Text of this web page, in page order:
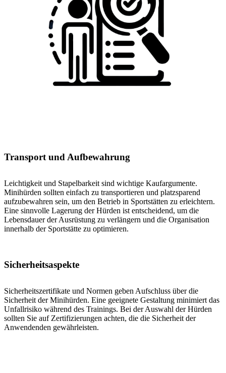
Transport und Aufbewahrung
Leichtigkeit und Stapelbarkeit sind wichtige Kaufargumente.
Minihürden sollten einfach zu transportieren und platzsparend
aufzubewahren sein, um den Betrieb in Sportstätten zu erleichtern.
Eine sinnvolle Lagerung der Hürden ist entscheidend, um die
Lebensdauer der Ausrüstung zu verlängern und die Organisation
innerhalb der Sportstätte zu optimieren.
Sicherheitsaspekte
Sicherheitszertifikate und Normen geben Aufschluss über die
Sicherheit der Minihürden. Eine geeignete Gestaltung minimiert das
Unfallrisiko während des Trainings. Bei der Auswahl der Hürden
sollten Sie auf Zertifizierungen achten, die die Sicherheit der
Anwendenden gewährleisten.